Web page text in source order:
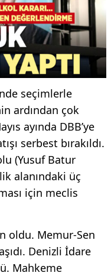
seçimlerle
ardından çok
ayında DBB’ye
serbest bırakıldı.
(Yusuf Batur
alanındaki üç
için meclis
oldu. Memur-Sen
Denizli İdare
Mahkeme